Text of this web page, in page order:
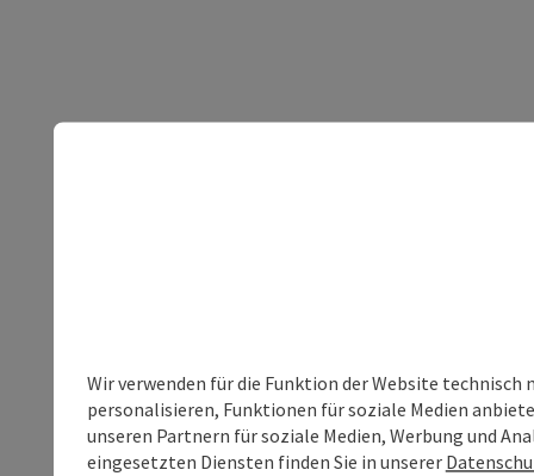
Wir verwenden für die Funktion der Website
personalisieren, Funktionen für soziale Medien
unseren Partnern für soziale Medien, Werbung und
eingesetzten Diensten finden Sie in unserer